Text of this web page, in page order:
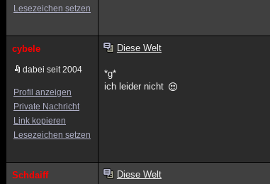
Lesezeichen setzen
cybele
dabei seit 2004
Profil anzeigen
Private Nachricht
Link kopieren
Lesezeichen setzen
Diese Welt
*g*
ich leider nicht
Schdaiff Diese Welt